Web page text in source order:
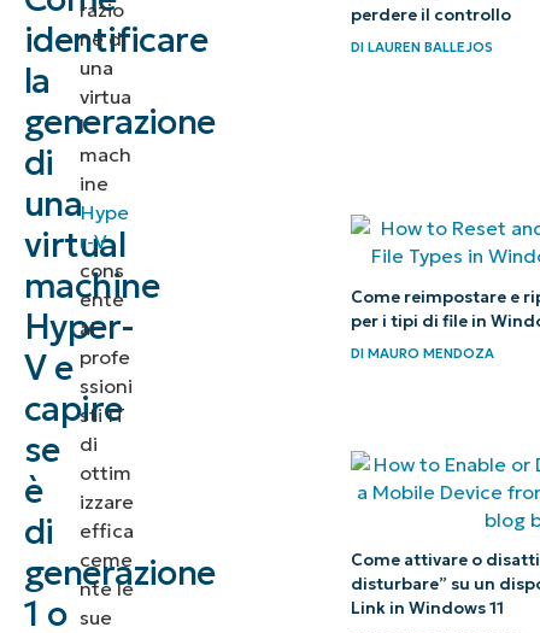
identificare
la
generazione
di
una
virtual
machine
Hyper-
V e
capire
se
è
di
generazione
1 o
cosa sono la
generazione
delle virtual
machine
generazione 1
Hyper-V di
generazione 2
razio
ne di
una
virtua
l
mach
ine
Hype
r-V
cons
ente
ai
profe
ssioni
sti IT
di
ottim
izzare
effica
ceme
nte le
sue
perdere il controllo
DILAUREN BALLEJOS
Come reimpostare e
per i tipi di file in
DIMAURO MENDOZA
Come attivare o
disturbare” su un
Link in Windows 11